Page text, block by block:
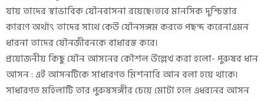
যায় তাদের স্বাভাবিক যৌনবাসনা রয়েছে।তবে মানসিক দুশ্চিন্তার
কারণে অর্থাৎ তাদের সাথে কেউ যৌনসঙ্গম করতে পছন্দ করেনাএমন
ধারনা তাদের যৌনজীবনকে বাধারস্ত করে।
প্রয়োজনীয় কিছু যৌন আসনের কৌশল উল্লেখ করা হলো- পুরুষর ধান
আসন : এই আসনটিকে সাধারণত মিশনারি আন বলা হয়ে থাকে।
সাধারণত মহিলাটি তার পুরুষসঙ্গীর চেয়ে মোটা হলে এধরনের আসন